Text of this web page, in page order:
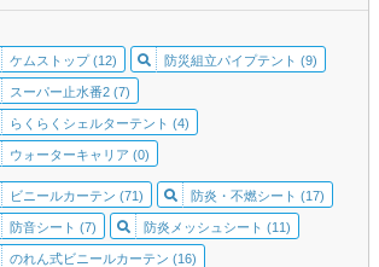
ケムストップ (12) 防災組立パイプテント (9)
スーパー止水番2 (7)
らくらくシェルターテント (4)
ウォーターキャリア (0)
ビニールカーテン (71) 防炎・不燃シート (17)
防音シート (7) 防炎メッシュシート (11)
のれん式ビニールカーテン (16)